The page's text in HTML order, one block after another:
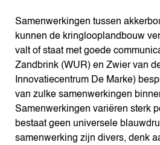
Samenwerkingen tussen
kunnen de kringlooplandbouw
valt of staat met goede
Zandbrink (WUR) en Zwier van
Innovatiecentrum De Marke)
van zulke samenwerkingen
Samenwerkingen variëren sterk
bestaat geen universele
samenwerking zijn divers, denk